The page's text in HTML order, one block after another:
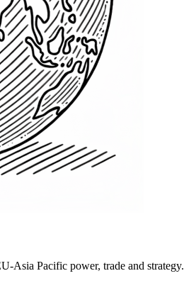
Asia Pacific power, trade and strategy.